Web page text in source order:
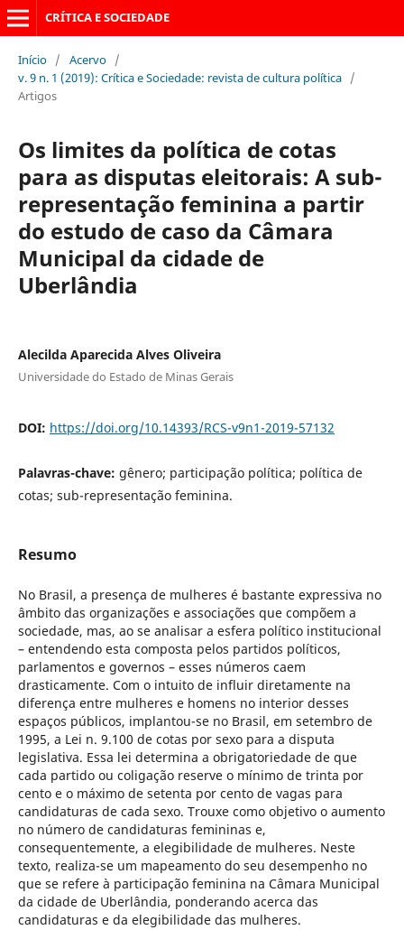
CRÍTICA E SOCIEDADE
Início / Acervo /
v. 9 n. 1 (2019): Crítica e Sociedade: revista de cultura política /
Artigos
Os limites da política de cotas
para as disputas eleitorais: A sub-
representação feminina a partir
do estudo de caso da Câmara
Municipal da cidade de
Uberlândia
Alecilda Aparecida Alves Oliveira
Universidade do Estado de Minas Gerais
DOI: https://doi.org/10.14393/RCS-v9n1-2019-57132
Palavras-chave: gênero; participação política; política de
cotas; sub-representação feminina.
Resumo
No Brasil, a presença de mulheres é bastante expressiva no
âmbito das organizações e associações que compõem a
sociedade, mas, ao se analisar a esfera político institucional
– entendendo esta composta pelos partidos políticos,
parlamentos e governos – esses números caem
drasticamente. Com o intuito de influir diretamente na
diferença entre mulheres e homens no interior desses
espaços públicos, implantou-se no Brasil, em setembro de
1995, a Lei n. 9.100 de cotas por sexo para a disputa
legislativa. Essa lei determina a obrigatoriedade de que
cada partido ou coligação reserve o mínimo de trinta por
cento e o máximo de setenta por cento de vagas para
candidaturas de cada sexo. Trouxe como objetivo o aumento
no número de candidaturas femininas e,
consequentemente, a elegibilidade de mulheres. Neste
texto, realiza-se um mapeamento do seu desempenho no
que se refere à participação feminina na Câmara Municipal
da cidade de Uberlândia, ponderando acerca das
candidaturas e da elegibilidade das mulheres.